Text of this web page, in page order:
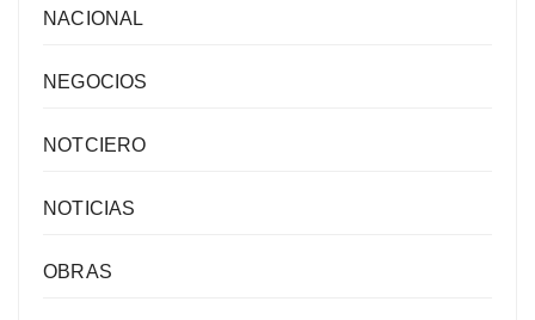
NACIONAL
NEGOCIOS
NOTCIERO
NOTICIAS
OBRAS